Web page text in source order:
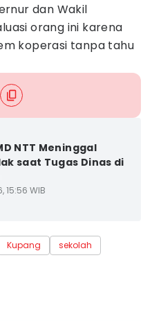
dan Wakil
orang ini karena
koperasi tanpa tahu
NTT Meninggal
saat Tugas Dinas di
15:56 WIB
Kupang sekolah